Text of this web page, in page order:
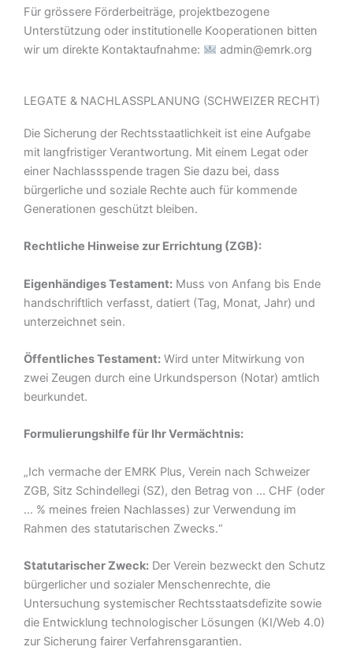
Für grössere Förderbeiträge, projektbezogene
Unterstützung oder institutionelle Kooperationen bitten
wir um direkte Kontaktaufnahme:
admin@emrk.org
LEGATE & NACHLASSPLANUNG (SCHWEIZER RECHT)
Die Sicherung der Rechtsstaatlichkeit ist eine Aufgabe
mit langfristiger Verantwortung. Mit einem Legat oder
einer Nachlassspende tragen Sie dazu bei, dass
bürgerliche und soziale Rechte auch für kommende
Generationen geschützt bleiben.
Rechtliche Hinweise zur Errichtung (ZGB):
Eigenhändiges Testament: Muss von Anfang bis Ende
handschriftlich verfasst, datiert (Tag, Monat, Jahr) und
unterzeichnet sein.
Öffentliches Testament: Wird unter Mitwirkung von
zwei Zeugen durch eine Urkundsperson (Notar) amtlich
beurkundet.
Formulierungshilfe für Ihr Vermächtnis:
„Ich vermache der EMRK Plus, Verein nach Schweizer
ZGB, Sitz Schindellegi (SZ), den Betrag von … CHF (oder
… % meines freien Nachlasses) zur Verwendung im
Rahmen des statutarischen Zwecks.“
Statutarischer Zweck: Der Verein bezweckt den Schutz
bürgerlicher und sozialer Menschenrechte, die
Untersuchung systemischer Rechtsstaatsdefizite sowie
die Entwicklung technologischer Lösungen (KI/Web 4.0)
zur Sicherung fairer Verfahrensgarantien.